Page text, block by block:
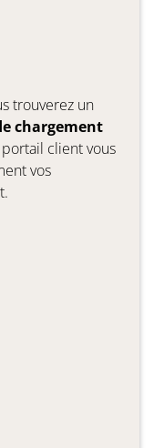
trouverez un
chargement
portail client vous
vos